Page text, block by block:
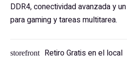
DDR4, conectividad avanzada y
para gaming y tareas multitarea.
storefront Retiro Gratis en el local